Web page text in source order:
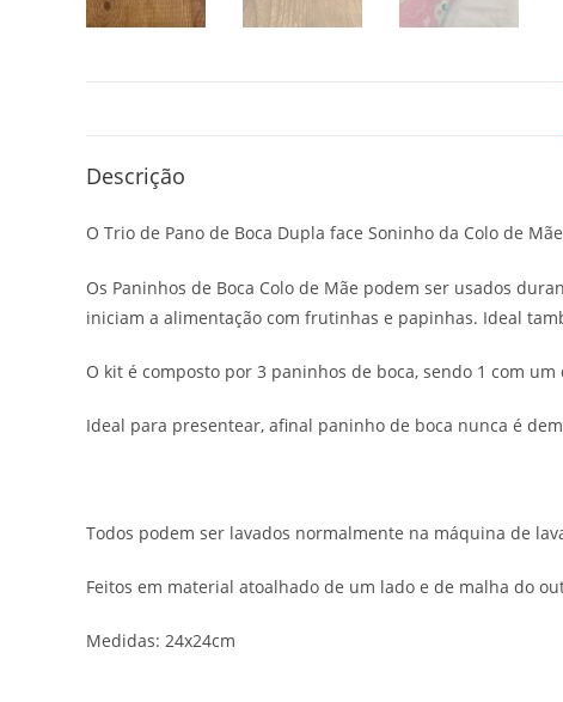
Descrição
O Trio de Pano de Boca Dupla face Soninho da Colo de Mãe
Os Paninhos de Boca Colo de Mãe podem ser usados
iniciam a alimentação com frutinhas e papinhas. Ideal
O kit é composto por 3 paninhos de boca, sendo 1 com
Ideal para presentear, afinal paninho de boca nunca é
Todos podem ser lavados normalmente na máquina de
Feitos em material atoalhado de um lado e de malha do
Medidas: 24x24cm